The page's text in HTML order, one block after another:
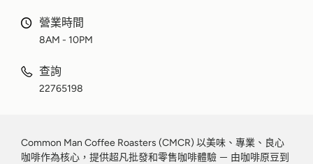
營業時間
8AM - 10PM
查詢
22765198
Common Man Coffee Roasters (CMCR) 以美味、專業、良心
咖啡作為核心，提供超凡批發和零售咖啡體驗 － 由咖啡原豆到